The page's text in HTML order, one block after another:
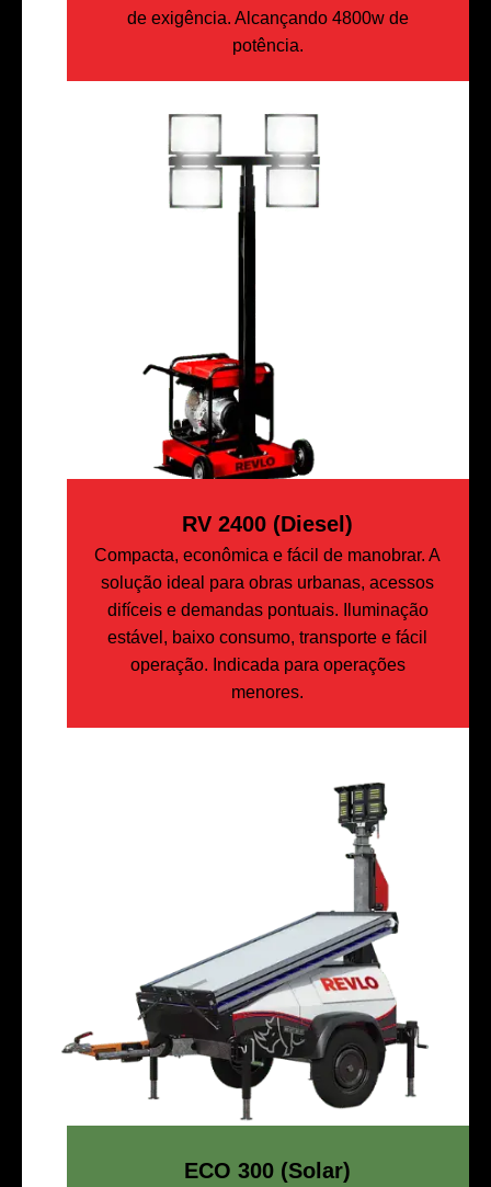
de exigência. Alcançando 4800w de
potência.
RV 2400 (Diesel)
Compacta, econômica e fácil de manobrar. A
solução ideal para obras urbanas, acessos
difíceis e demandas pontuais. Iluminação
estável, baixo consumo, transporte e fácil
operação. Indicada para operações
menores.
ECO 300 (Solar)